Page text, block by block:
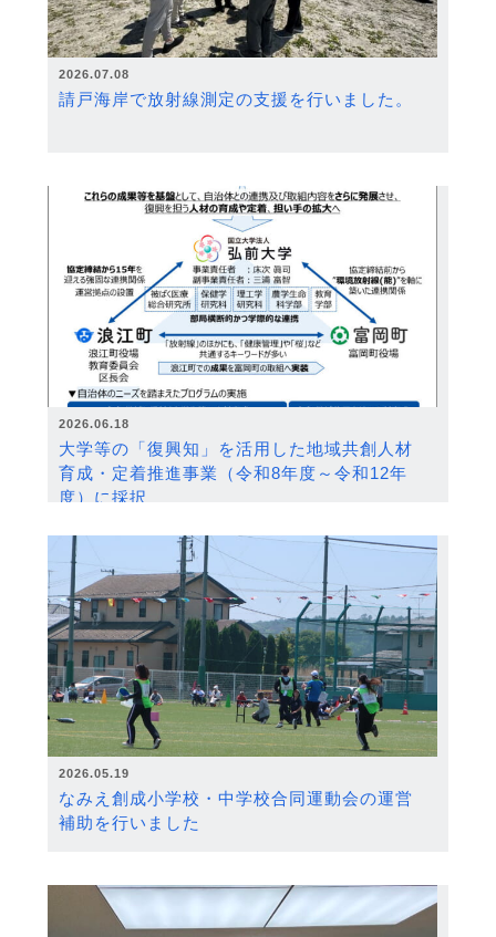
2026.07.08
請戸海岸で放射線測定の支援を行いました。
2026.06.18
大学等の「復興知」を活用した地域共創人材
育成・定着推進事業（令和8年度～令和12年
度）に採択
2026.05.19
なみえ創成小学校・中学校合同運動会の運営
補助を行いました